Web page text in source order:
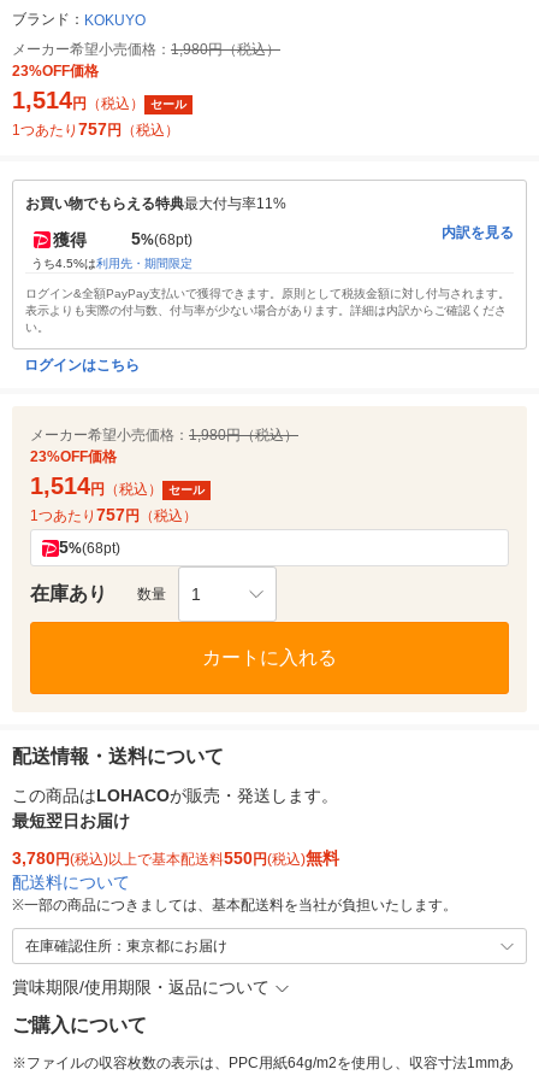
ブランド： KOKUYO
メーカー希望小売価格： 1,980円（税込）
23%OFF価格
1,514円 （税込） セール
1つあたり 757円 （税込）
お買い物でもらえる特典最大付与率11%
獲得 5%(68pt)
うち4.5%は利用先・期間限定
内訳を見る
ログイン&全額PayPay支払いで獲得できます。原則として税抜金額に対し付与されます。
表示よりも実際の付与数、付与率が少ない場合があります。詳細は内訳からご確認くださ
い。
ログインはこちら
メーカー希望小売価格： 1,980円（税込）
23%OFF価格
1,514円 （税込） セール
1つあたり 757円 （税込）
5%(68pt)
在庫あり 数量 1
カートに入れる
配送情報・送料について
この商品はLOHACOが販売・発送します。
最短翌日お届け
3,780円(税込)以上で基本配送料550円(税込)無料
配送料について
※一部の商品につきましては、基本配送料を当社が負担いたします。
在庫確認住所：東京都にお届け
賞味期限/使用期限・返品について
ご購入について
※ファイルの収容枚数の表示は、PPC用紙64g/m2を使用し、収容寸法1mmあ